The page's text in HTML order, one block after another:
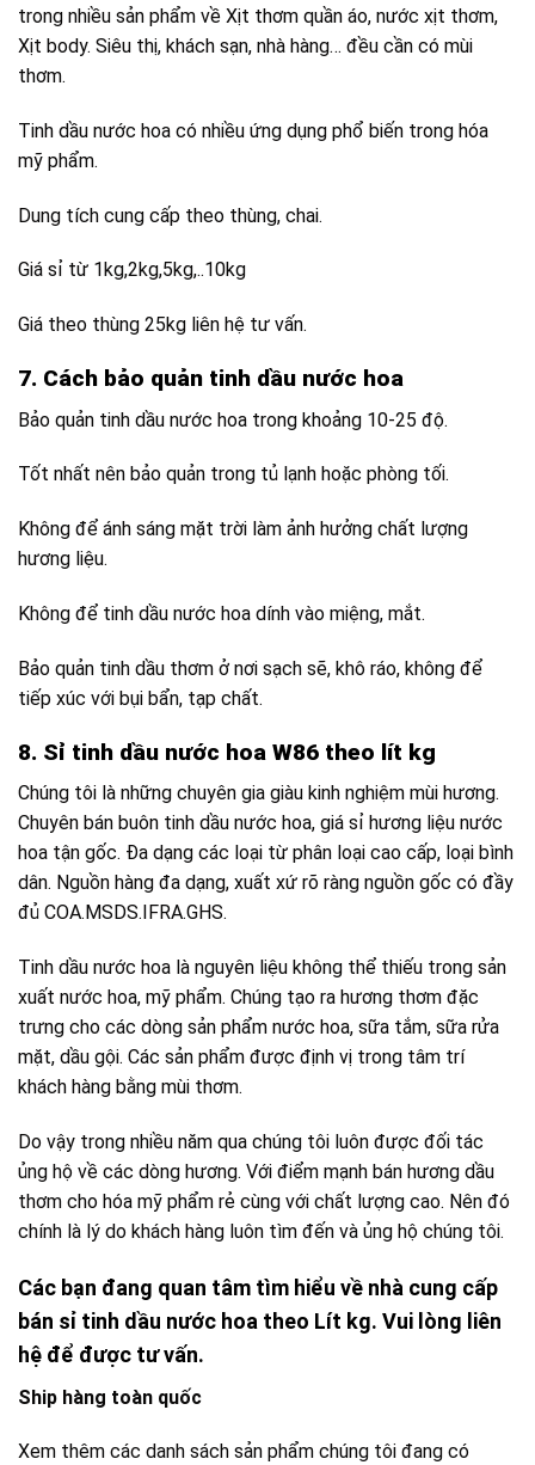
trong nhiều sản phẩm về Xịt thơm quần áo, nước xịt thơm,
Xịt body. Siêu thị, khách sạn, nhà hàng… đều cần có mùi
thơm.
Tinh dầu nước hoa có nhiều ứng dụng phổ biến trong hóa
mỹ phẩm.
Dung tích cung cấp theo thùng, chai.
Giá sỉ từ 1kg,2kg,5kg,..10kg
Giá theo thùng 25kg liên hệ tư vấn.
7. Cách bảo quản tinh dầu nước hoa
Bảo quản tinh dầu nước hoa trong khoảng 10-25 độ.
Tốt nhất nên bảo quản trong tủ lạnh hoặc phòng tối.
Không để ánh sáng mặt trời làm ảnh hưởng chất lượng
hương liệu.
Không để tinh dầu nước hoa dính vào miệng, mắt.
Bảo quản tinh dầu thơm ở nơi sạch sẽ, khô ráo, không để
tiếp xúc với bụi bẩn, tạp chất.
8. Sỉ tinh dầu nước hoa W86 theo lít kg
Chúng tôi là những chuyên gia giàu kinh nghiệm mùi hương.
Chuyên bán buôn tinh dầu nước hoa, giá sỉ hương liệu nước
hoa tận gốc. Đa dạng các loại từ phân loại cao cấp, loại bình
dân. Nguồn hàng đa dạng, xuất xứ rõ ràng nguồn gốc có đầy
đủ COA.MSDS.IFRA.GHS.
Tinh dầu nước hoa là nguyên liệu không thể thiếu trong sản
xuất nước hoa, mỹ phẩm. Chúng tạo ra hương thơm đặc
trưng cho các dòng sản phẩm nước hoa, sữa tắm, sữa rửa
mặt, dầu gội. Các sản phẩm được định vị trong tâm trí
khách hàng bằng mùi thơm.
Do vậy trong nhiều năm qua chúng tôi luôn được đối tác
ủng hộ về các dòng hương. Với điểm mạnh bán hương dầu
thơm cho hóa mỹ phẩm rẻ cùng với chất lượng cao. Nên đó
chính là lý do khách hàng luôn tìm đến và ủng hộ chúng tôi.
Các bạn đang quan tâm tìm hiểu về nhà cung cấp
bán sỉ tinh dầu nước hoa theo Lít kg. Vui lòng liên
hệ để được tư vấn.
Ship hàng toàn quốc
Xem thêm các danh sách sản phẩm chúng tôi đang có